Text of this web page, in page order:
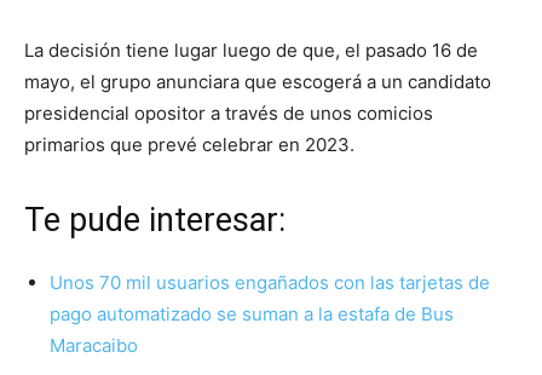
La decisión tiene lugar luego de que, el pasado 16 de
mayo, el grupo anunciara que escogerá a un candidato
presidencial opositor a través de unos comicios
primarios que prevé celebrar en 2023.
Te pude interesar:
Unos 70 mil usuarios engañados con las tarjetas de
pago automatizado se suman a la estafa de Bus
Maracaibo